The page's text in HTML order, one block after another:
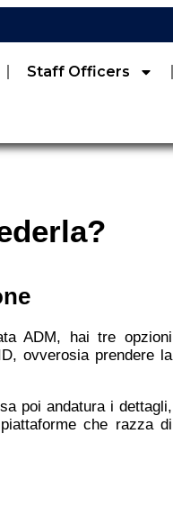
Staff Officers
ADM, hai tre opzioni
ovverosia prendere la
poi andatura i dettagli,
che razza di